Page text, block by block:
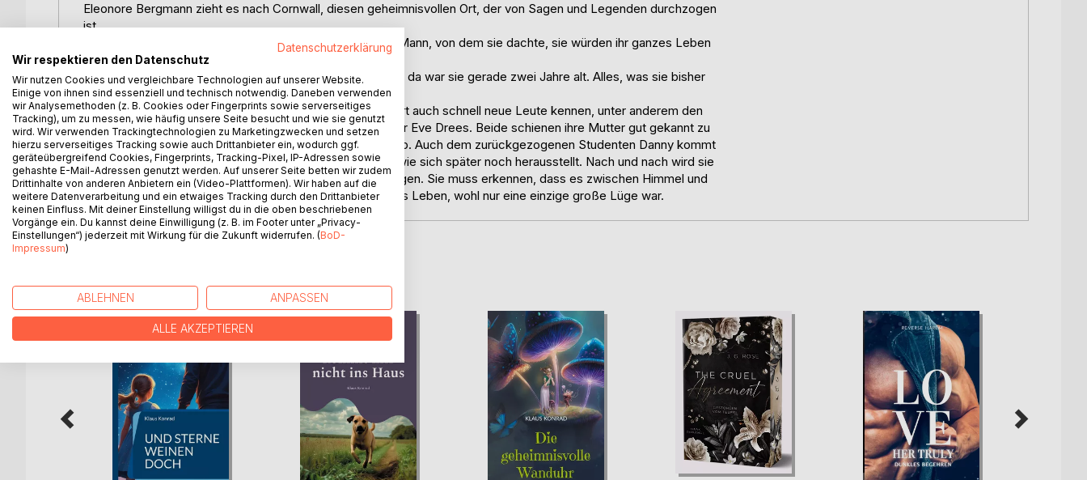
Eleonore Bergmann zieht es nach Cornwall, diesen geheimnisvollen Ort, der von Sagen und Legenden durchzogen
ist.
Sie war von ihrem Freund Bobby betrogen worden, dem Mann, von dem sie dachte, sie würden ihr ganzes Leben
miteinander verbringen.
Ihre Eltern wurden damals bei einem Raubüberfall getötet, da war sie gerade zwei Jahre alt. Alles, was sie bisher
von ihren Eltern wusste, war,
dass ihre Mutter aus Cornwall stammte. Eleonore lernt dort auch schnell neue Leute kennen, unter anderem den
charismatischen Professor John Hughes, sowie Professor Eve Drees. Beide schienen ihre Mutter gut gekannt zu
haben, geben aber widersprüchliche Aussagen über sie ab. Auch dem zurückgezogenen Studenten Danny kommt
sie näher, der allerdings auch ein dunkles Geheimnis hat, wie sich später noch herausstellt. Nach und nach wird sie
immer tiefer in einen Strudel aus Lügen und Intrigen gezogen. Sie muss erkennen, dass es zwischen Himmel und
Erde mehr gibt, als ihr bewusst war, und dass ihr gesamtes Leben, wohl nur eine einzige große Lüge war.
Datenschutzerklärung
Wir respektieren den Datenschutz
Wir nutzen Cookies und vergleichbare Technologien auf unserer Website.
Einige von ihnen sind essenziell und technisch notwendig. Daneben verwenden
wir Analysemethoden (z. B. Cookies oder Fingerprints sowie serverseitiges
Tracking), um zu messen, wie häufig unsere Seite besucht und wie sie genutzt
wird. Wir verwenden Trackingtechnologien zu Marketingzwecken und setzen
hierzu serverseitiges Tracking sowie auch Drittanbieter ein, wodurch ggf.
geräteübergreifend Cookies, Fingerprints, Tracking-Pixel, IP-Adressen sowie
gehashte E-Mail-Adressen genutzt werden. Auf unserer Seite betten wir zudem
Drittinhalte von anderen Anbietern ein (Video-Plattformen). Wir haben auf die
weitere Datenverarbeitung und ein etwaiges Tracking durch den Drittanbieter
keinen Einfluss. Mit deiner Einstellung willigst du in die oben beschriebenen
Vorgänge ein. Du kannst deine Einwilligung (z. B. im Footer unter „Privacy-
Einstellungen“) jederzeit mit Wirkung für die Zukunft widerrufen. (BoD-
Impressum)
ABLEHNEN ANPASSEN
ALLE AKZEPTIEREN